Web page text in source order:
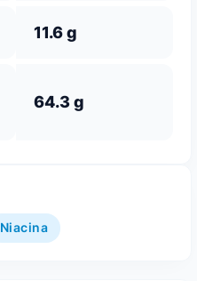
11.6 g
64.3 g
Niacina